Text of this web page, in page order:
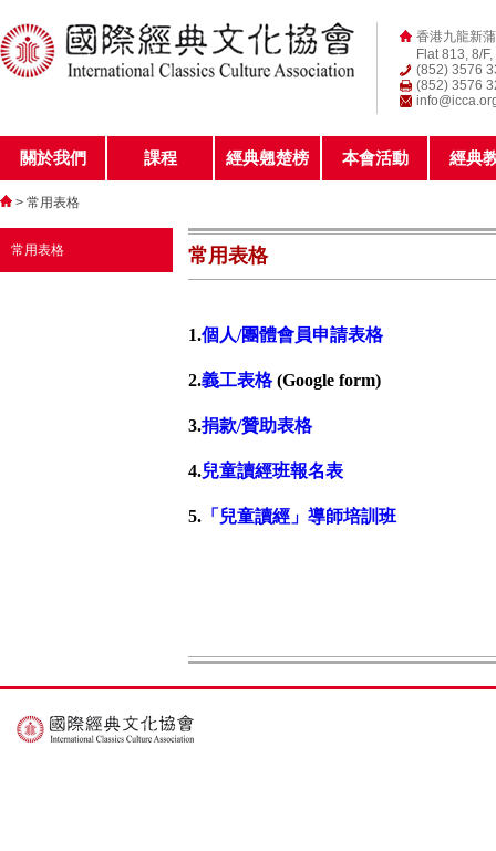
香港九龍新
Flat 813, 8/
(852) 3576
(852) 3576
關於我們 課程 經典翹楚榜 本會活動 經典
> 常用表格
常用表格 常用表格
1.個人/團體會員申請表格
2.義工表格(Google form)
3.捐款/贊助表格
4.兒童讀經班報名表
5. 「兒童讀經」導師培訓班